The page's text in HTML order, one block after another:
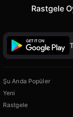
Rastgele
Şu Anda Popüler
Yeni
Rastgele